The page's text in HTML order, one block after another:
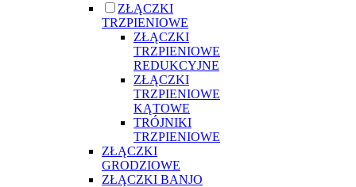
ZŁĄCZKI
TRZPIENIOWE
ZŁĄCZKI
TRZPIENIOWE
REDUKCYJNE
ZŁĄCZKI
TRZPIENIOWE
KĄTOWE
TRÓJNIKI
TRZPIENIOWE
ZŁĄCZKI
GRODZIOWE
ZŁĄCZKI BANJO